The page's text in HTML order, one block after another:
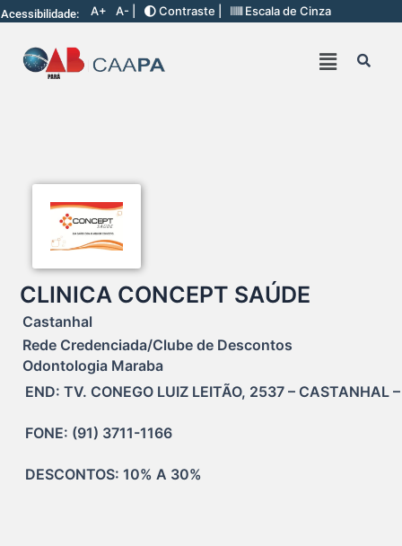
Acessibilidade: A+ A- | Contraste | Escala de Cinza
CLINICA CONCEPT SAÚDE
Castanhal
Rede Credenciada/Clube de Descontos
Odontologia Maraba
END: TV. CONEGO LUIZ LEITÃO, 2537 – CASTANHAL
FONE: (91) 3711-1166
DESCONTOS: 10% A 30%